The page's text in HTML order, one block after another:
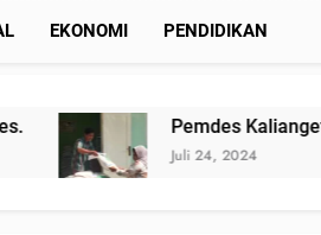
EKONOMI PENDIDIKAN
Pemdes Kalianget Timur
Juli 24, 2024